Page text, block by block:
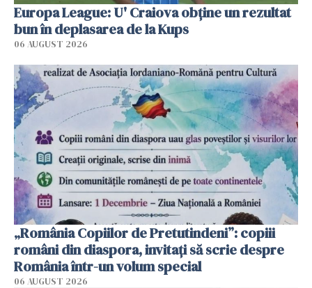
Europa League: U' Craiova obține un rezultat
bun în deplasarea de la Kups
06 AUGUST 2026
„România Copiilor de Pretutindeni”: copiii
români din diaspora, invitați să scrie despre
România într-un volum special
06 AUGUST 2026